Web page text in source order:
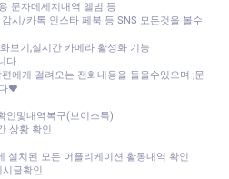
문자메세지내역 앨범 등
시/카톡 인스타 페북 등 SNS 모든것을 볼수
보기,실시간 카메라 활성화 기능
다
에게 걸려오는 전화내용을 들을수있으며 ;문
♥
인및내역복구(보이스톡)
상황 확인
설치된 모든 어플리케이션 활동내역 확인
글확인